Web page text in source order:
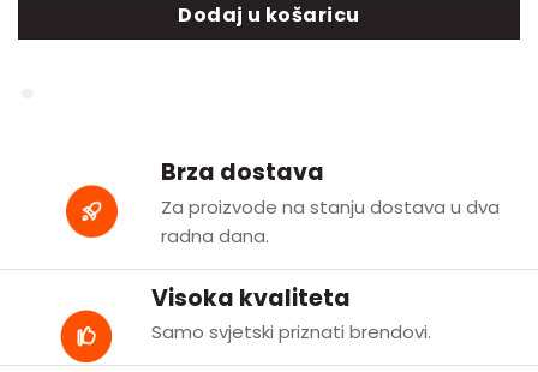
Dodaj u košaricu
Brza dostava
Za proizvode na stanju dostava u dva
radna dana.
Visoka kvaliteta
Samo svjetski priznati brendovi.